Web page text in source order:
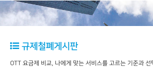
규제철폐게시판
OTT 요금제 비교, 나에게 맞는 서비스를 고르는 기준과